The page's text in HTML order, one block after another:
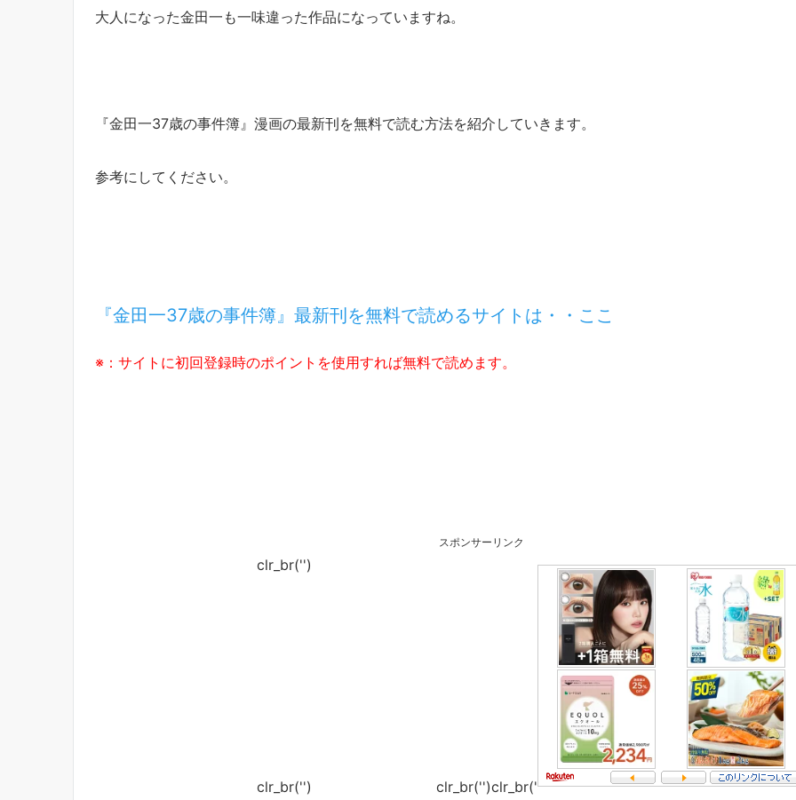
大人になった金田一も一味違った作品になっていますね。
『金田一37歳の事件簿』漫画の最新刊を無料で読む方法を紹介していきます。
参考にしてください。
『金田一37歳の事件簿』最新刊を無料で読めるサイトは・・ここ
※：サイトに初回登録時のポイントを使用すれば無料で読めます。
スポンサーリンク
clr_br('')
clr_br('') clr_br('')clr_br('